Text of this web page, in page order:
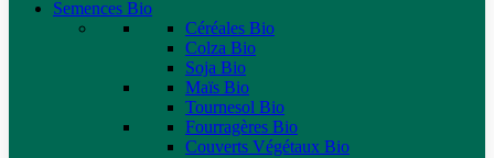
Semences Bio
Céréales Bio
Colza Bio
Soja Bio
Maïs Bio
Tournesol Bio
Fourragères Bio
Couverts Végétaux Bio